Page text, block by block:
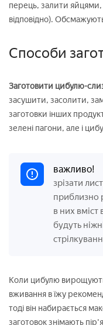
перець, залити
відповідно).
Способи
Заготовити цибулю-
засушити, засолити,
заготовки інших
зелені пагони, але і
важливо!
зрізати
приблизно
в них вміст
будуть
Коли цибулю вирощують
вживання в їжу
тоді він набирається
заготовок знімають